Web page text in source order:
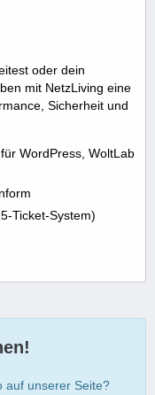
oder dein
mit NetzLiving eine
Sicherheit und
WordPress, WoltLab
Ticket-System)
auf unserer Seite?